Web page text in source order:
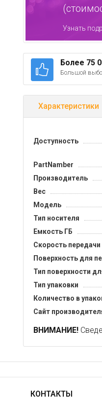
Узнать
Более 75
Большой
Характеристики
Доступность
PartNamber
Производитель
Вес
Модель
Тип носителя
Емкость ГБ
Скорость
Поверхность для
Тип поверхности
Тип упаковки
Количество в
Сайт
ВНИМАНИЕ!
КОНТАКТЫ